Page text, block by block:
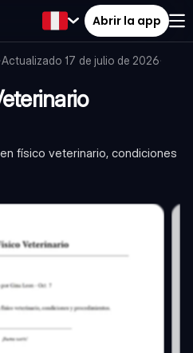
Abrir la app
·Actualizado 17 de julio de 2026·
físico veterinario, condiciones